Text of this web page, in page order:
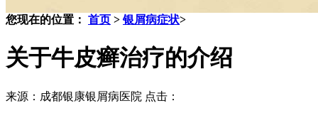
您现在的位置： 首页 >银屑病症状>
关于牛皮癣治疗的介绍
来源：成都银康银屑病医院 点击：